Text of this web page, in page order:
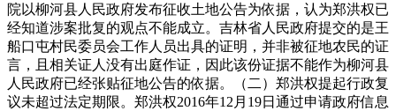
院以柳河县人民政府发布征收土地公告为依据，认为郑洪权已
经知道涉案批复的观点不能成立。吉林省人民政府提交的是王
船口屯村民委员会工作人员出具的证明，并非被征地农民的证
言，且相关证人没有出庭作证，因此该份证据不能作为柳河县
人民政府已经张贴征地公告的依据。（二）郑洪权提起行政复
议未超过法定期限。郑洪权2016年12月19日通过申请政府信息